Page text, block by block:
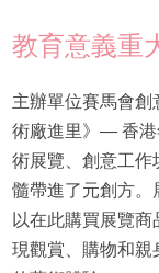
教育意義重
主辦單位賽馬會
術廠進里》— 香港
術展覽、創意工作
髓帶進了元創方。
以在此購買展覽
現觀賞、購物和親